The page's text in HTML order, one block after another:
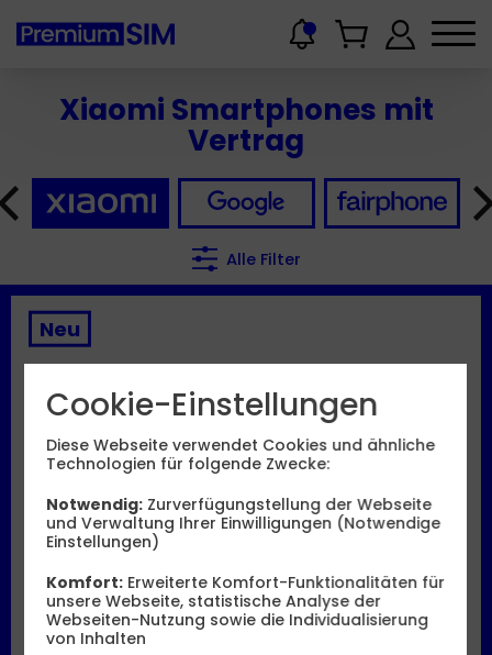
Xiaomi Smartphones mit
Vertrag
Alle Filter
Neu
Xiaomi
Cookie-Einstellungen
Diese Webseite verwendet Cookies und ähnliche
Technologien für folgende Zwecke:
Notwendig: Zurverfügungstellung der Webseite
und Verwaltung Ihrer Einwilligungen (Notwendige
Einstellungen)
Komfort: Erweiterte Komfort-Funktionalitäten für
unsere Webseite, statistische Analyse der
Webseiten-Nutzung sowie die Individualisierung
von Inhalten